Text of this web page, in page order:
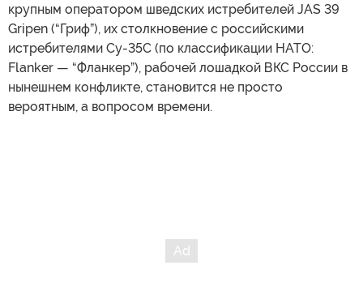
крупным оператором шведских истребителей JAS 39
Gripen (“Гриф”), их столкновение с российскими
истребителями Су-35С (по классификации НАТО:
Flanker — “Фланкер”), рабочей лошадкой ВКС России в
нынешнем конфликте, становится не просто
вероятным, а вопросом времени.